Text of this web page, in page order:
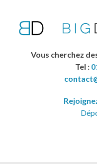
Vous cherchez
Tel :